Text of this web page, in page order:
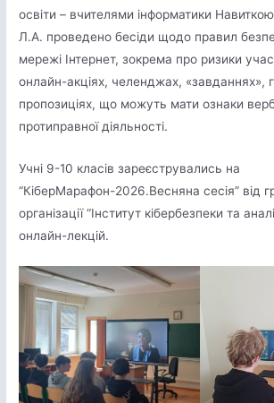
освіти – вчителями інформатики
Л.А. проведено бесіди щодо правил
мережі Інтернет, зокрема про ризики
онлайн-акціях, челенджах, «завданнях»,
пропозиціях, що можуть мати ознаки
протиправної діяльності.
Учні 9-10 класів зареєструвались на
“КіберМарафон-2026.Весняна сесія” від
організації “Інститут кібербезпеки та
онлайн-лекцій.